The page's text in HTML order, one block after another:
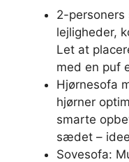
2-
lejligheder,
Let at
med en puf
Hjørnesofa
hjørner
smarte
sædet –
Sovesofa: